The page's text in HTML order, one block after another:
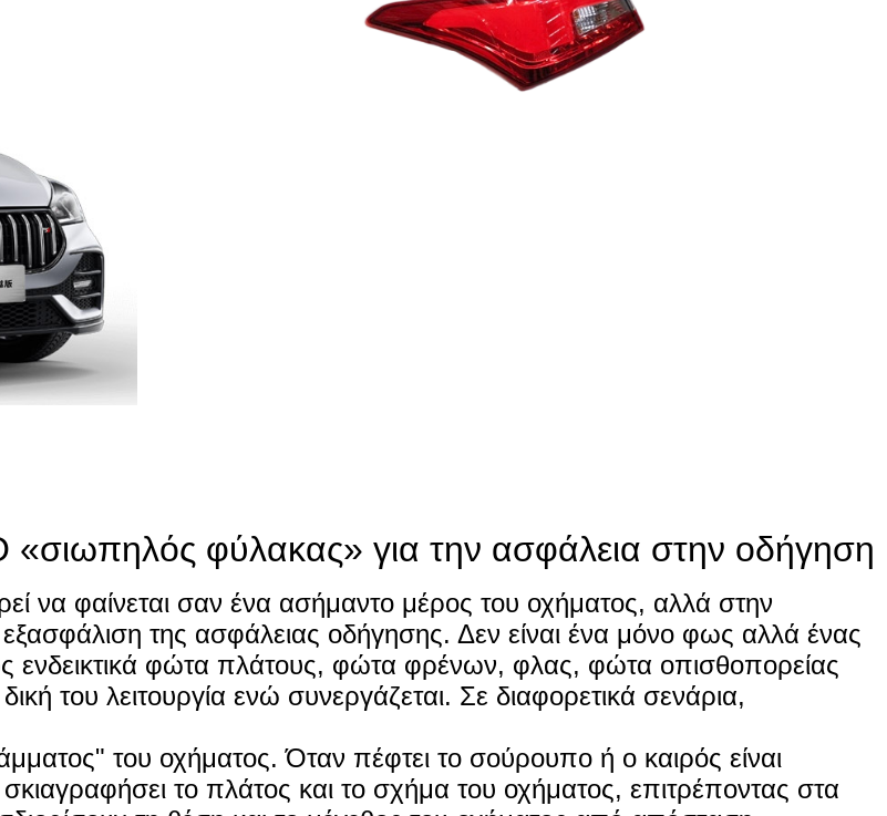
φύλακας» για την ασφάλεια στην οδήγηση
να φαίνεται σαν ένα ασήμαντο μέρος του οχήματος, αλλά στην
εξασφάλιση της ασφάλειας οδήγησης. Δεν είναι ένα μόνο φως αλλά ένας
φώτα πλάτους, φώτα φρένων, φλας, φώτα οπισθοπορείας
του λειτουργία ενώ συνεργάζεται. Σε διαφορετικά σενάρια,
του οχήματος. Όταν πέφτει το σούρουπο ή ο καιρός είναι
το πλάτος και το σχήμα του οχήματος, επιτρέποντας στα